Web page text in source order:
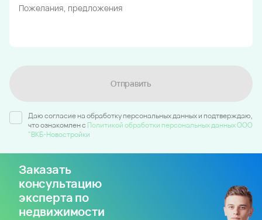
Отправить
Даю согласие на обработку персональных данных и подтверждаю,
что ознакомлен c Политикой обработки персональных данных ООО
"ВКБ-Новостройки
Заказать
консультацию
эксперта по
недвижимости